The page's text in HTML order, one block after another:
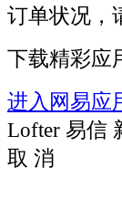
订单状况，
下载精彩应
进入网易应
Lofter 易信
取 消